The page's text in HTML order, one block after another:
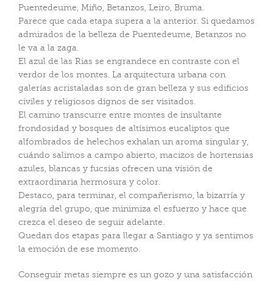
Puentedeume, Miño, Betanzos, Leiro, Bruma.
Parece que cada etapa supera a la anterior. Si quedamos
admirados de la belleza de Puentedeume, Betanzos no
le va a la zaga.
El azul de las Rias se engrandece en contraste con el
verdor de los montes. La arquitectura urbana con
galerías acristaladas son de gran belleza y sus edificios
civiles y religiosos dignos de ser visitados.
El camino transcurre entre montes de insultante
frondosidad y bosques de altísimos eucaliptos que
alfombrados de helechos exhalan un aroma singular y,
cuándo salimos a campo abierto, macizos de hortensias
azules, blancas y fucsias ofrecen una visión de
extraordinaria hermosura y color.
Destaco, para terminar, el compañerismo, la bizarría y
alegría del grupo, que minimiza el esfuerzo y hace que
crezca el deseo de seguir adelante.
Quedan dos etapas para llegar a Santiago y ya sentimos
la emoción de ese momento.
Conseguir metas siempre es un gozo y una satisfacción